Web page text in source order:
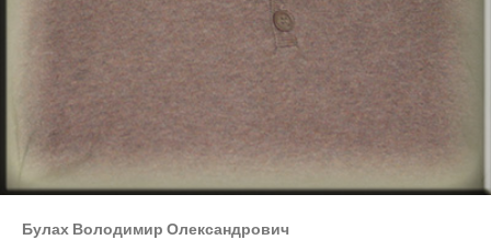
Булах Володимир Олександрович